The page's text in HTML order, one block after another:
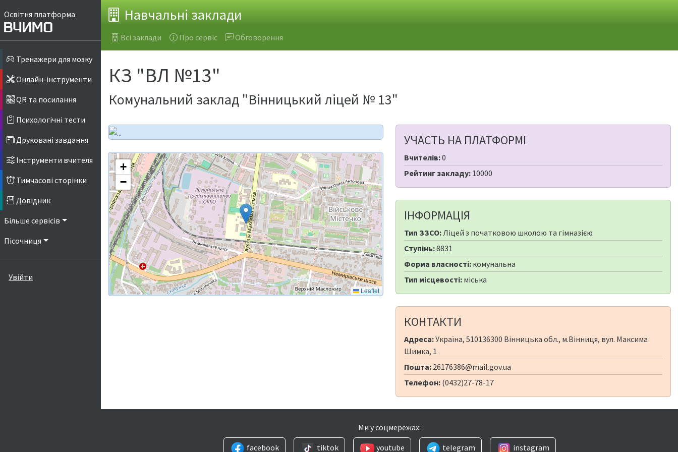
Освітня платформа
Тренажери для мозку
Онлайн-інструменти
QR та посилання
Психологічні тести
Друковані завдання
Інструменти вчителя
Тимчасові сторінки
Довідник
Більше сервісів
Пісочниця
Увійти
Навчальні заклади
Всі заклади Про сервіс Обговорення
КЗ "ВЛ №13"
Комунальний заклад "Вінницький ліцей № 13"
+
−
Leaflet
УЧАСТЬ НА ПЛАТФОРМІ
Вчителів:0
Рейтинг закладу: 10000
ІНФОРМАЦІЯ
Тип ЗЗСО:Ліцей з початковою школою та гімназією
Ступінь:8831
Форма власності: комунальна
Тип місцевості: міська
КОНТАКТИ
Адреса:Україна, 510136300 Вінницька обл., м.Вінниця, вул. Максима
Шимка, 1
Пошта: 26176386@mail.gov.ua
Телефон: (0432)27-78-17
Ми у соцмережах:
facebook
tiktok youtube telegram instagram